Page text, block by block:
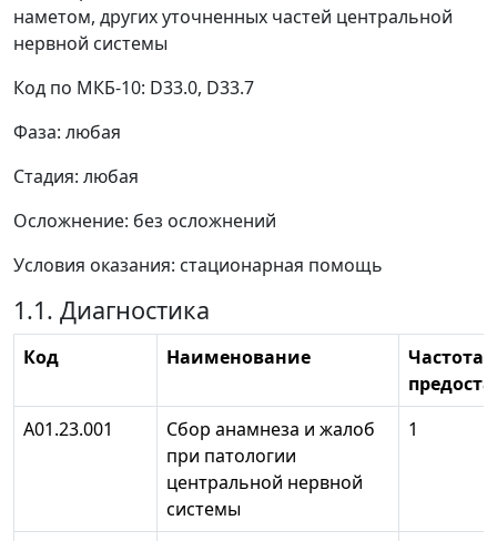
наметом, других уточненных частей центральной
нервной системы
Код по МКБ-10: D33.0, D33.7
Фаза: любая
Стадия: любая
Осложнение: без осложнений
Условия оказания: стационарная помощь
1.1. Диагностика
Код Наименование
Частота
А01.23.001
Сбор анамнеза и жалоб
при патологии
центральной нервной
системы
1